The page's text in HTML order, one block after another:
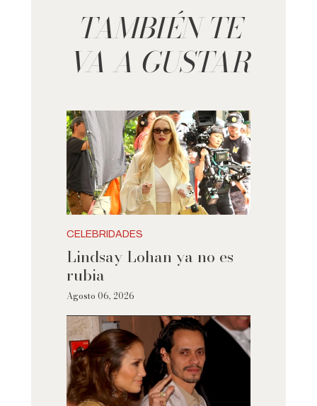
TAMBIÉN TE
VA A GUSTAR
CELEBRIDADES
Lindsay Lohan ya no es
rubia
Agosto 06, 2026